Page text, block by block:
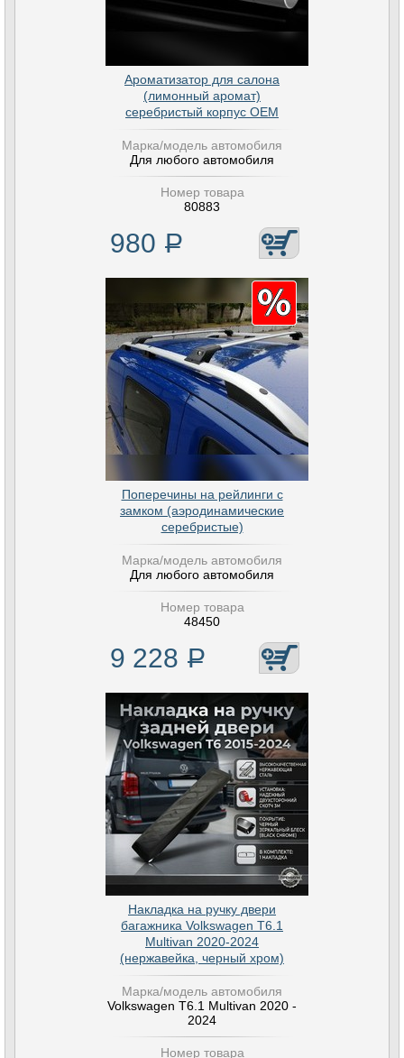
Ароматизатор для салона
(лимонный аромат)
серебристый корпус OEM
Марка/модель автомобиля
Для любого автомобиля
Номер товара
80883
980 Р
Поперечины на рейлинги с
замком (аэродинамические
серебристые)
Марка/модель автомобиля
Для любого автомобиля
Номер товара
48450
9 228 Р
Накладка на ручку двери
багажника Volkswagen T6.1
Multivan 2020-2024
(нержавейка, черный хром)
Марка/модель автомобиля
Volkswagen T6.1 Multivan 2020 -
2024
Номер товара